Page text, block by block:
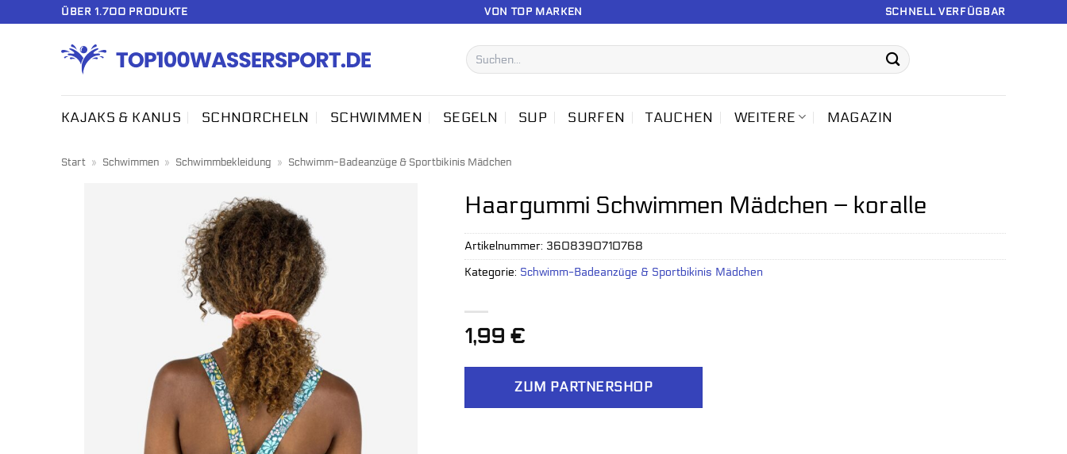
ÜBER 1.700 PRODUKTE VON TOP MARKEN SCHNELL VERFÜGBAR
Suchen
nach:
KAJAKS & KANUS SCHNORCHELN SCHWIMMEN SEGELN SUP SURFEN TAUCHEN WEITERE MAGAZIN
Start » Schwimmen » Schwimmbekleidung » Schwimm-Badeanzüge & Sportbikinis Mädchen
Haargummi Schwimmen Mädchen – koralle
1,99€
ZUM PARTNERSHOP
Artikelnummer: 3608390710768
Kategorie: Schwimm-Badeanzüge & Sportbikinis Mädchen